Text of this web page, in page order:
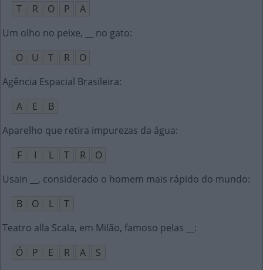
T
R O P
A
Um olho no peixe, __ no gato:
O
U T R
O
Agência Espacial Brasileira:
A
E
B
Aparelho que retira impurezas da água:
F
I L T R
O
Usain __, considerado o homem mais rápido do mundo:
B
O L
T
Teatro alla Scala, em Milão, famoso pelas __ :
Ó
P E R A
S